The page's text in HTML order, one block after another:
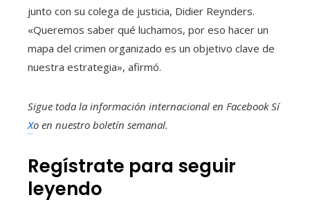
junto con su colega de justicia, Didier Reynders.
«Queremos saber qué luchamos, por eso hacer un
mapa del crimen organizado es un objetivo clave de
nuestra estrategia», afirmó.
Sigue toda la información internacional en FacebookSí
Xo en nuestro boletín semanal.
Regístrate para seguir
leyendo